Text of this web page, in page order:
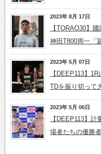
2023年 8月 17日
【TORAO30】
神田T800周一「
2023年 5月 07日
【DEEP113】
TDを振り切って
2023年 5月 06日
【DEEP113】
場者たちの優勝